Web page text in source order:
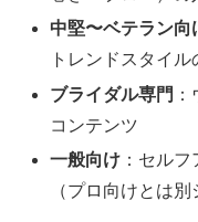
中堅〜ベテラン向
トレンドスタイル
ブライダル専門
コンテンツ
一般向け ：セル
（プロ向けとは